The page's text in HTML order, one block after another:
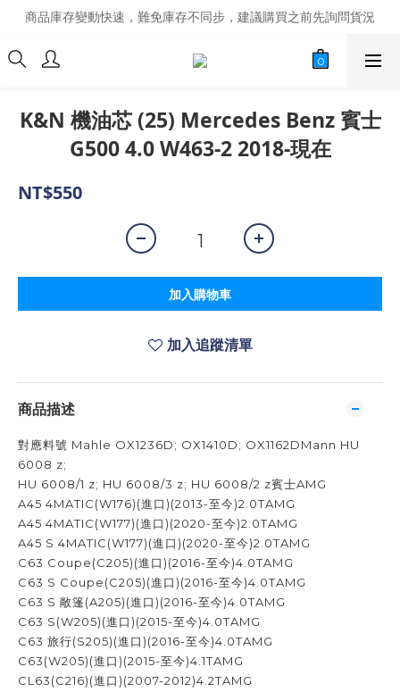
商品庫存變動快速，難免庫存不同步，建議購買之前先詢問貨況
商品庫存變動快速，難免庫存不同步，建議購買之前先詢問貨況
經營超過20年的改裝老字號，安全有保障
K&N 機油芯 (25) Mercedes Benz 賓士
G500 4.0 W463-2 2018-現在
NT$550
加入購物車
加入追蹤清單
商品描述
對應料號 Mahle OX1236D; OX1410D; OX1162DMann HU
6008 z;
HU 6008/1 z; HU 6008/3 z; HU 6008/2 z賓士AMG
A45 4MATIC(W176)(進口)(2013-至今)2.0TAMG
A45 4MATIC(W177)(進口)(2020-至今)2.0TAMG
A45 S 4MATIC(W177)(進口)(2020-至今)2.0TAMG
C63 Coupe(C205)(進口)(2016-至今)4.0TAMG
C63 S Coupe(C205)(進口)(2016-至今)4.0TAMG
C63 S 敞篷(A205)(進口)(2016-至今)4.0TAMG
C63 S(W205)(進口)(2015-至今)4.0TAMG
C63 旅行(S205)(進口)(2016-至今)4.0TAMG
C63(W205)(進口)(2015-至今)4.1TAMG
CL63(C216)(進口)(2007-2012)4.2TAMG